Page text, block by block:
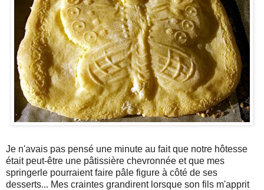
Je n'avais pas pensé une minute au fait que notre hôtesse
était peut-être une pâtissière chevronnée et que mes
springerle pourraient faire pâle figure à côté de ses
desserts... Mes craintes grandirent lorsque son fils m'apprit